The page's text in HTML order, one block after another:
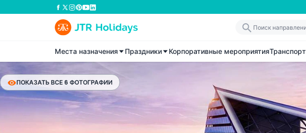
Места назначения Праздники Корпоративные мероприятияТранспорт
ПОКАЗАТЬ ВСЕ 6 ФОТОГРАФИИ